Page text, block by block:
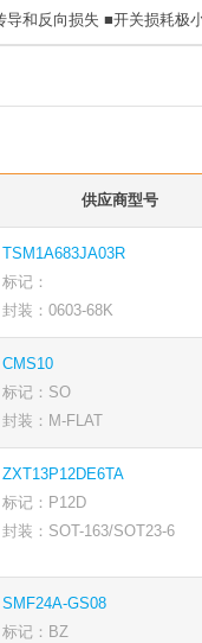
导和反向损失 ■开关损耗极
供应商型号
TSM1A683JA03R
标记：
封装：0603-68K
CMS10
标记：SO
封装：M-FLAT
ZXT13P12DE6TA
标记：P12D
封装：SOT-163/SOT23-6
SMF24A-GS08
标记：BZ